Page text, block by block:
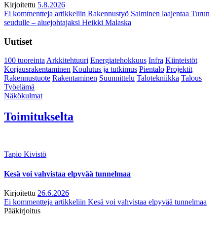
Kirjoitettu 5.8.2026
Ei kommentteja artikkeliin Rakennustyö Salminen laajentaa Turun
seudulle – aluejohtajaksi Heikki Malaska
Uutiset
100 tuoreintaArkkitehtuuri Energiatehokkuus Infra Kiinteistöt
Korjausrakentaminen Koulutus ja tutkimus Pientalo Projektit
Rakennustuote Rakentaminen Suunnittelu Talotekniikka Talous
Työelämä
Näkökulmat
Toimitukselta
Tapio Kivistö
Kesä voi vahvistaa elpyvää tunnelmaa
Kirjoitettu 26.6.2026
Ei kommentteja artikkeliin Kesä voi vahvistaa elpyvää tunnelmaa
Pääkirjoitus